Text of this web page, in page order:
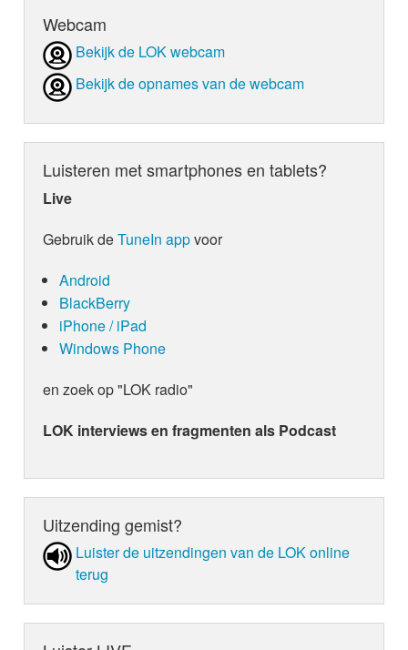
Webcam
Bekijk de LOK webcam
Bekijk de opnames van de webcam
Luisteren met smartphones en tablets?
Live
Gebruik deTuneIn appvoor
Android
BlackBerry
iPhone / iPad
Windows Phone
en zoek op "LOK radio"
LOK interviews en fragmenten als Podcast
Uitzending gemist?
Luister de uit­zen­din­gen van de LOK online
terug